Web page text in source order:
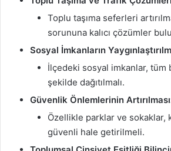
Toplu taşıma seferleri
sorununa kalıcı çözümler
Sosyal İmkanların
İlçedeki sosyal imkanlar,
şekilde dağıtılmalı.
Güvenlik Önlemlerinin
Özellikle parklar ve sokaklar,
güvenli hale getirilmeli.